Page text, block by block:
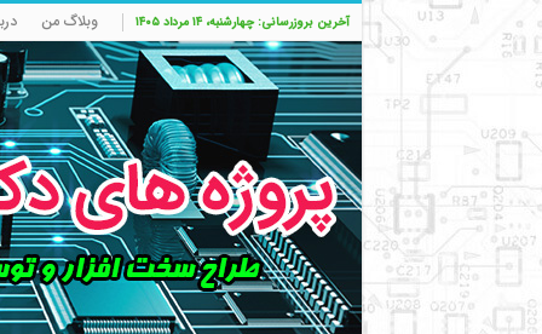
آخرین بروزرسانی: چهارشنبه، ۱۴ مرداد ۱۴۰۵ وبلاگ من